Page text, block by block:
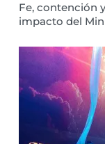
Fe, contención
impacto del